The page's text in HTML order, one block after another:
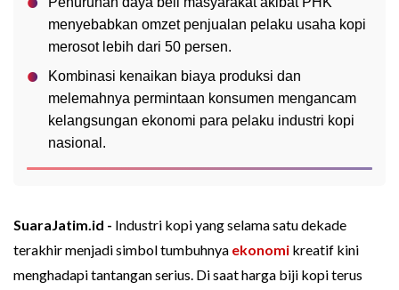
menyebabkan omzet penjualan pelaku usaha kopi
merosot lebih dari 50 persen.
Kombinasi kenaikan biaya produksi dan
melemahnya permintaan konsumen mengancam
kelangsungan ekonomi para pelaku industri kopi
nasional.
SuaraJatim.id - Industri kopi yang selama satu dekade
terakhir menjadi simbol tumbuhnya ekonomi kreatif kini
menghadapi tantangan serius. Di saat harga biji kopi terus